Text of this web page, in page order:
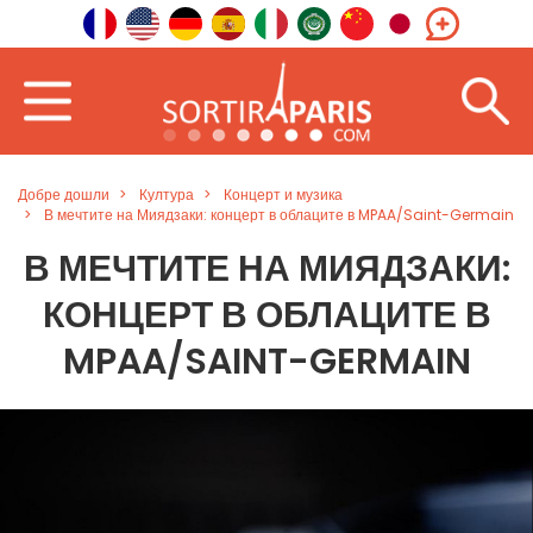
Добре дошли Култура
Концерт и музика
В мечтите на Миядзаки: концерт в облаците в MPAA/Saint-Germain
В МЕЧТИТЕ НА МИЯДЗАКИ:
КОНЦЕРТ В ОБЛАЦИТЕ В
MPAA/SAINT-GERMAIN